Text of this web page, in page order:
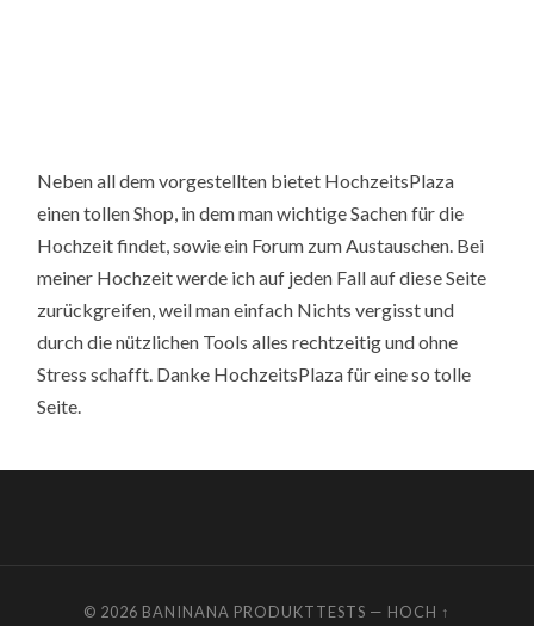
Neben all dem vorgestellten bietet HochzeitsPlaza
einen tollen Shop, in dem man wichtige Sachen für die
Hochzeit findet, sowie ein Forum zum Austauschen. Bei
meiner Hochzeit werde ich auf jeden Fall auf diese Seite
zurückgreifen, weil man einfach Nichts vergisst und
durch die nützlichen Tools alles rechtzeitig und ohne
Stress schafft. Danke HochzeitsPlaza für eine so tolle
Seite.
© 2026 BANINANA PRODUKTTESTS — HOCH ↑